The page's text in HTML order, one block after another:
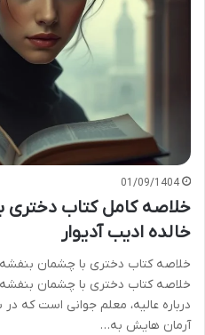
01/09/1404
خلاصه کامل کتاب دختری
خالده ادیب آدیوار
خلاصه کتاب دختری با چشمان بنفشه
خلاصه کتاب دختری با چشمان بنفشه
درباره عالیه، معلم جوانی است که
آرمان هایش به…